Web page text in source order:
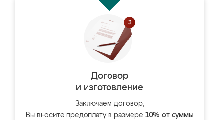
Договор
и изготовление
Заключаем договор,
Вы вносите предоплату в размере 10% от суммы